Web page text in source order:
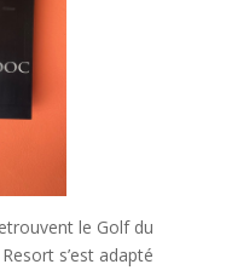
le Golf du
s’est adapté